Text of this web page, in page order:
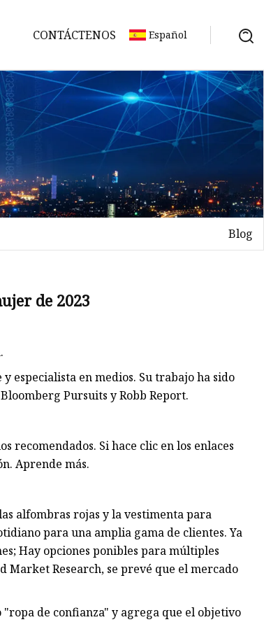
CONTÁCTENOS Español
Blog
de 2023
especialista en medios. Su trabajo ha sido
Pursuits y Robb Report.
recomendados. Si hace clic en los enlaces
Aprende más.
alfombras rojas y la vestimenta para
para una amplia gama de clientes. Ya
Hay opciones ponibles para múltiples
Market Research, se prevé que el mercado
de confianza" y agrega que el objetivo